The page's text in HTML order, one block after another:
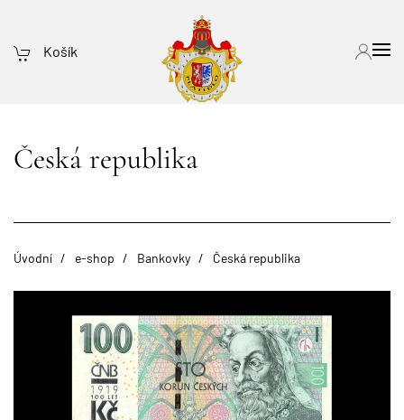
Košík
Česká republika
Úvodní e-shop Bankovky Česká republika